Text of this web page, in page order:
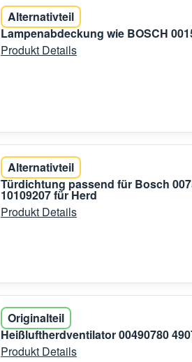
Alternativteil
Lampenabdeckung wie BOSCH
Produkt Details
Alternativteil
Türdichtung passend für Bosch
10109207 für Herd
Produkt Details
Originalteil
Heißluftherdventilator 00490780
Produkt Details